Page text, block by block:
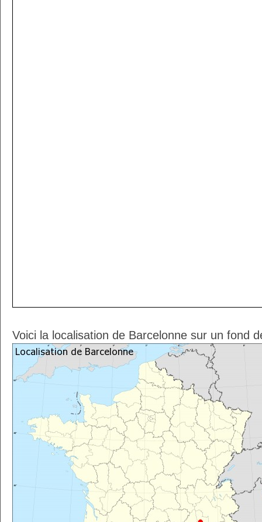
Voici la localisation de Barcelonne sur un fond